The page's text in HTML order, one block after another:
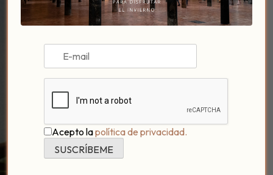
SIGUE POSADERO
Acepto lapolítica de privacidad.